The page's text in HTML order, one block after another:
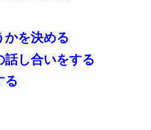
かを決める
話し合いをする
る